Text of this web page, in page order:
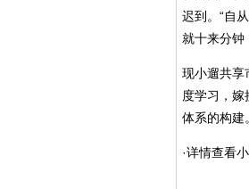
迟到。“自
就十来分钟
现小遛共享
度学习，
体系的构建。
·详情查看